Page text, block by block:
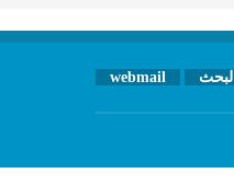
البحث webmail